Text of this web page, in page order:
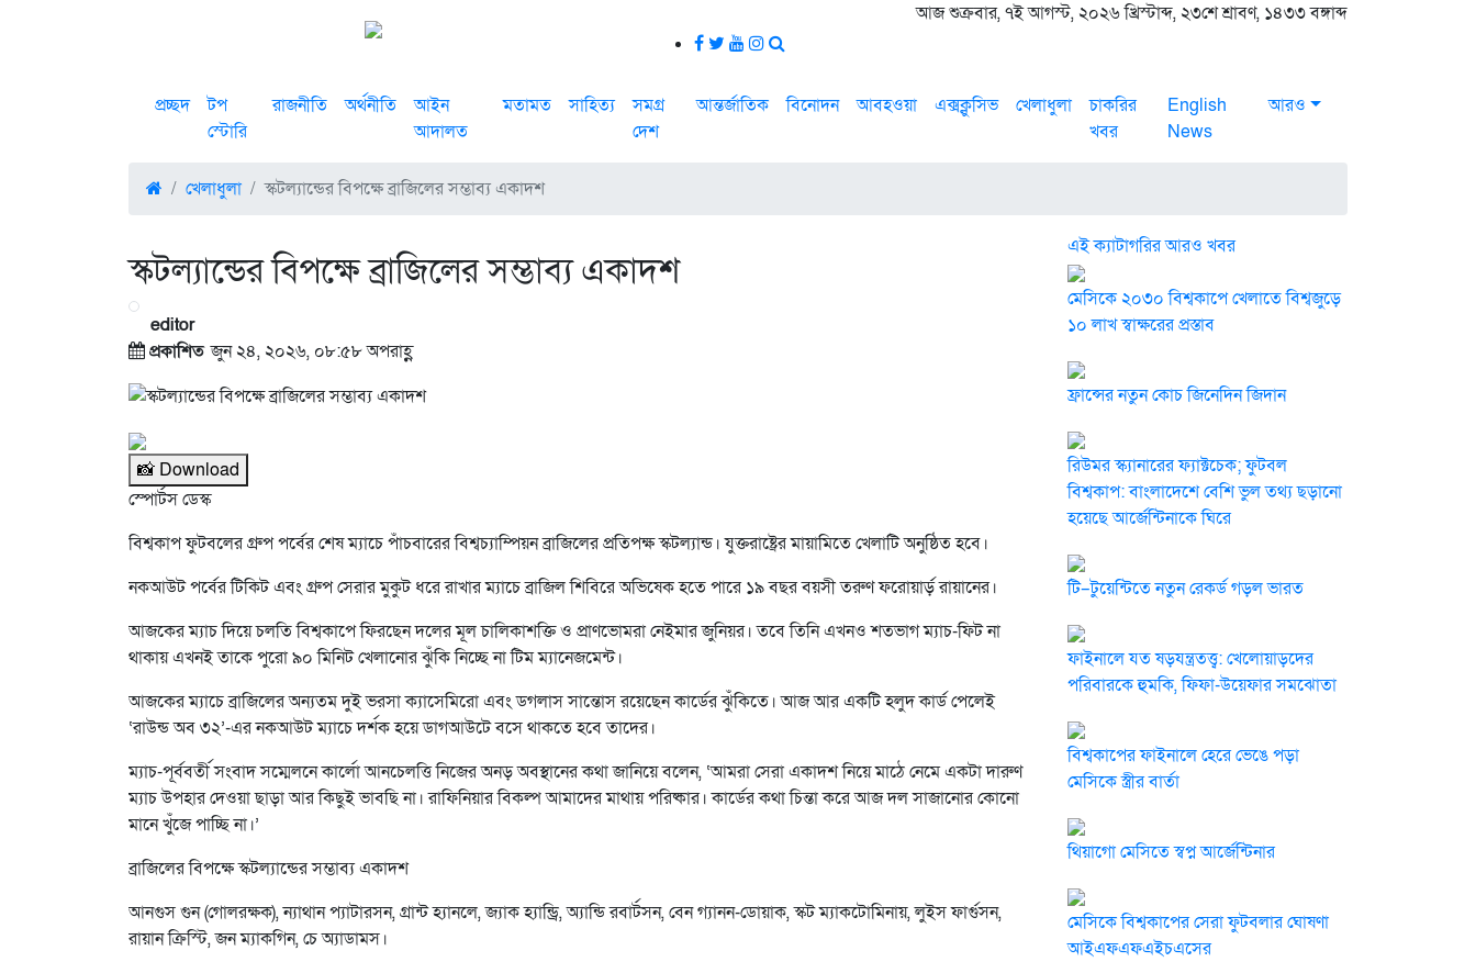
আজ শুক্রবার, ৭ই আগস্ট, ২০২৬ খ্রিস্টাব্দ, ২৩শে শ্রাবণ, ১৪৩৩ বঙ্গাব্দ
প্রচ্ছদ
টপ
স্টোরি
রাজনীতি অর্থনীতি
আইন
আদালত
মতামত সাহিত্য
সমগ্র
দেশ
আন্তর্জাতিক বিনোদন আবহওয়া এক্সক্লুসিভ খেলাধুলা
চাকরির
খবর
English
News
আরও
খেলাধুলা স্কটল্যান্ডের বিপক্ষে ব্রাজিলের সম্ভাব্য একাদশ
স্কটল্যান্ডের বিপক্ষে ব্রাজিলের সম্ভাব্য একাদশ
editor
প্রকাশিতজুন ২৪, ২০২৬, ০৮:৫৮ অপরাহ্ণ
📸 Download
স্পোর্টস ডেস্ক
বিশ্বকাপ ফুটবলের গ্রুপ পর্বের শেষ ম্যাচে পাঁচবারের বিশ্বচ্যাম্পিয়ন ব্রাজিলের প্রতিপক্ষ স্কটল্যান্ড। যুক্তরাষ্ট্রের মায়ামিতে খেলাটি অনুষ্ঠিত হবে।
নকআউট পর্বের টিকিট এবং গ্রুপ সেরার মুকুট ধরে রাখার ম্যাচে ব্রাজিল শিবিরে অভিষেক হতে পারে ১৯ বছর বয়সী তরুণ ফরোয়ার্ড় রায়ানের।
আজকের ম্যাচ দিয়ে চলতি বিশ্বকাপে ফিরছেন দলের মূল চালিকাশক্তি ও প্রাণভোমরা নেইমার জুনিয়র। তবে তিনি এখনও শতভাগ ম্যাচ-ফিট না
থাকায় এখনই তাকে পুরো ৯০ মিনিট খেলানোর ঝুঁকি নিচ্ছে না টিম ম্যানেজমেন্ট।
আজকের ম্যাচে ব্রাজিলের অন্যতম দুই ভরসা ক্যাসেমিরো এবং ডগলাস সান্তোস রয়েছেন কার্ডের ঝুঁকিতে। আজ আর একটি হলুদ কার্ড পেলেই
‘রাউন্ড অব ৩২’-এর নকআউট ম্যাচে দর্শক হয়ে ডাগআউটে বসে থাকতে হবে তাদের।
ম্যাচ-পূর্ববর্তী সংবাদ সম্মেলনে কার্লো আনচেলত্তি নিজের অনড় অবস্থানের কথা জানিয়ে বলেন, ‘আমরা সেরা একাদশ নিয়ে মাঠে নেমে একটা দারুণ
ম্যাচ উপহার দেওয়া ছাড়া আর কিছুই ভাবছি না। রাফিনিয়ার বিকল্প আমাদের মাথায় পরিষ্কার। কার্ডের কথা চিন্তা করে আজ দল সাজানোর কোনো
মানে খুঁজে পাচ্ছি না।’
ব্রাজিলের বিপক্ষে স্কটল্যান্ডের সম্ভাব্য একাদশ
আনগুস গুন (গোলরক্ষক), ন্যাথান প্যাটারসন, গ্রান্ট হ্যানলে, জ্যাক হ্যান্ড্রি, অ্যান্ডি রবার্টসন, বেন গ্যানন-ডোয়াক, স্কট ম্যাকটোমিনায়, লুইস ফার্গুসন,
রায়ান ক্রিস্টি, জন ম্যাকগিন, চে অ্যাডামস।
এই ক্যাটাগরির আরও খবর
মেসিকে ২০৩০ বিশ্বকাপে খেলাতে বিশ্বজুড়ে
১০ লাখ স্বাক্ষরের প্রস্তাব
ফ্রান্সের নতুন কোচ জিনেদিন জিদান
রিউমর স্ক্যানারের ফ্যাক্টচেক; ফুটবল
বিশ্বকাপ: বাংলাদেশে বেশি ভুল তথ্য ছড়ানো
হয়েছে আর্জেন্টিনাকে ঘিরে
টি–টুয়েন্টিতে নতুন রেকর্ড গড়ল ভারত
ফাইনালে যত ষড়যন্ত্রতত্ত্ব: খেলোয়াড়দের
পরিবারকে হুমকি, ফিফা-উয়েফার সমঝোতা
বিশ্বকাপের ফাইনালে হেরে ভেঙে পড়া
মেসিকে স্ত্রীর বার্তা
থিয়াগো মেসিতে স্বপ্ন আর্জেন্টিনার
মেসিকে বিশ্বকাপের সেরা ফুটবলার ঘোষণা
আইএফএফএইচএসের